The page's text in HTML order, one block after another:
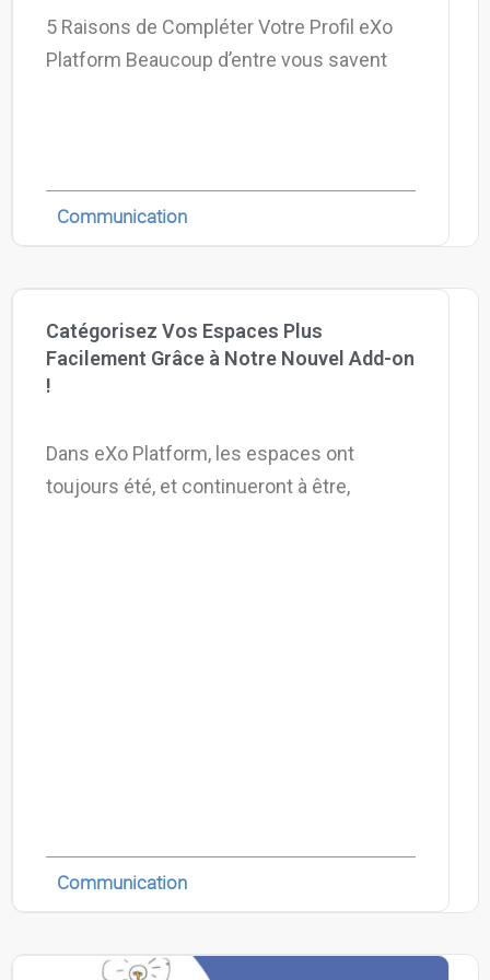
5 Raisons de Compléter Votre Profil eXo
Platform Beaucoup d’entre vous savent
Communication
Catégorisez Vos Espaces Plus
Facilement Grâce à Notre Nouvel Add-on
!
Dans eXo Platform, les espaces ont
toujours été, et continueront à être,
Communication